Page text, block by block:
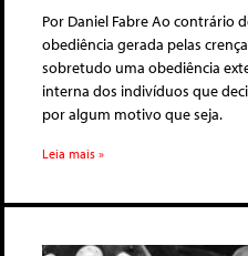
Por Daniel Fabre Ao contrário
obediência gerada pelas
sobretudo uma obediência
interna dos indivíduos que
por algum motivo que seja.
Leia mais »